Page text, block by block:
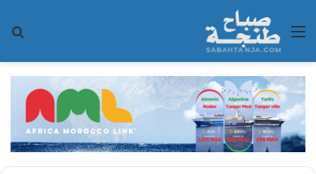
القائمة